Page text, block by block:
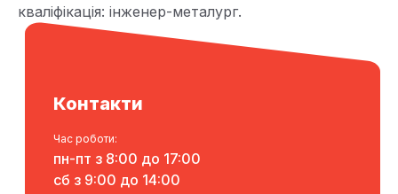
кваліфікація: інженер-металург.
Контакти
Час роботи:
пн-пт з 8:00 до 17:00
сб з 9:00 до 14:00